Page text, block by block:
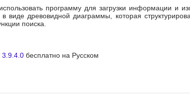
программу для загрузки информации и
виде древовидной диаграммы, которая
поиска.
3.9.4.0 бесплатно на Русском